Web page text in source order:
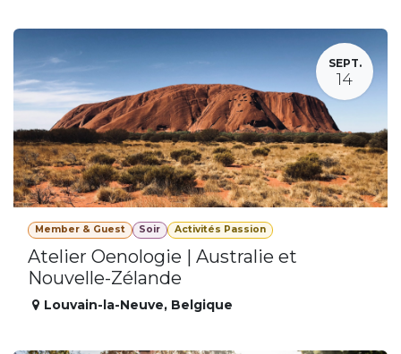
SEPT.
14
Member & Guest Soir Activités Passion
Atelier Oenologie | Australie et
Nouvelle-Zélande
Louvain-la-Neuve, Belgique